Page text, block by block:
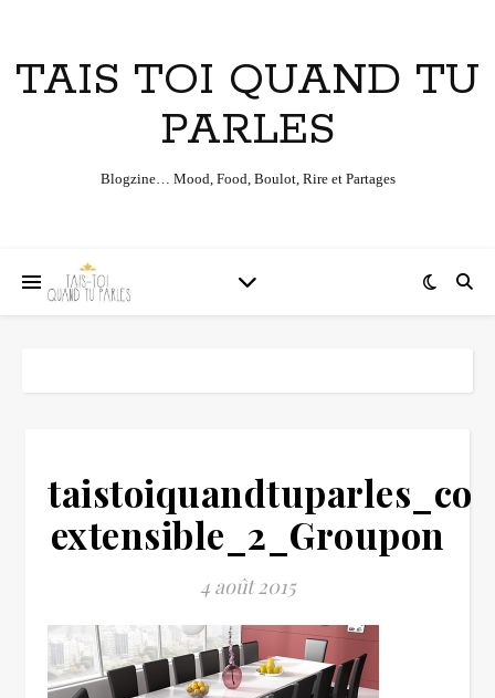
TAIS TOI QUAND TU
PARLES
Blogzine… Mood, Food, Boulot, Rire et Partages
extensible_2_Groupon
4 août 2015